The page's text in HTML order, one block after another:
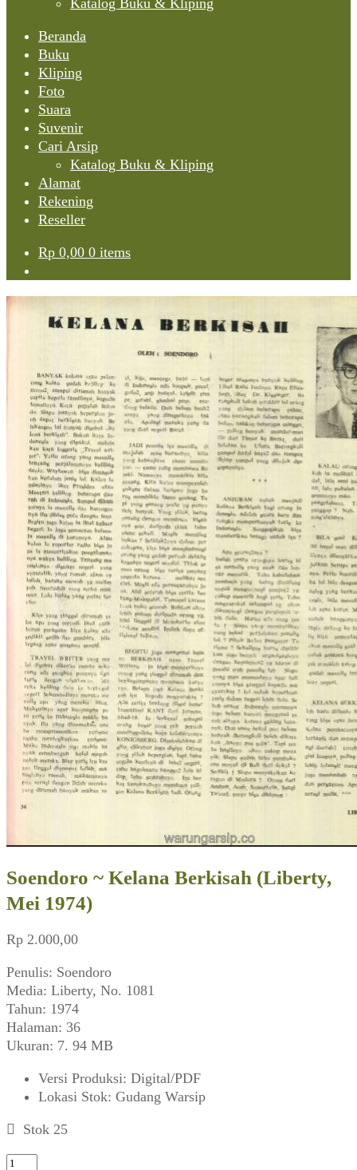
Katalog Buku & Kliping
Beranda
Buku
Kliping
Foto
Suara
Suvenir
Cari Arsip
Katalog Buku & Kliping
Alamat
Rekening
Reseller
Rp 0,00 0 items
Soendoro ~ Kelana Berkisah (Liberty,
Mei 1974)
Rp 2.000,00
Penulis: Soendoro
Media: Liberty, No. 1081
Tahun: 1974
Halaman: 36
Ukuran: 7. 94 MB
Versi Produksi: Digital/PDF
Lokasi Stok: Gudang Warsip
Stok 25
Kuantitas